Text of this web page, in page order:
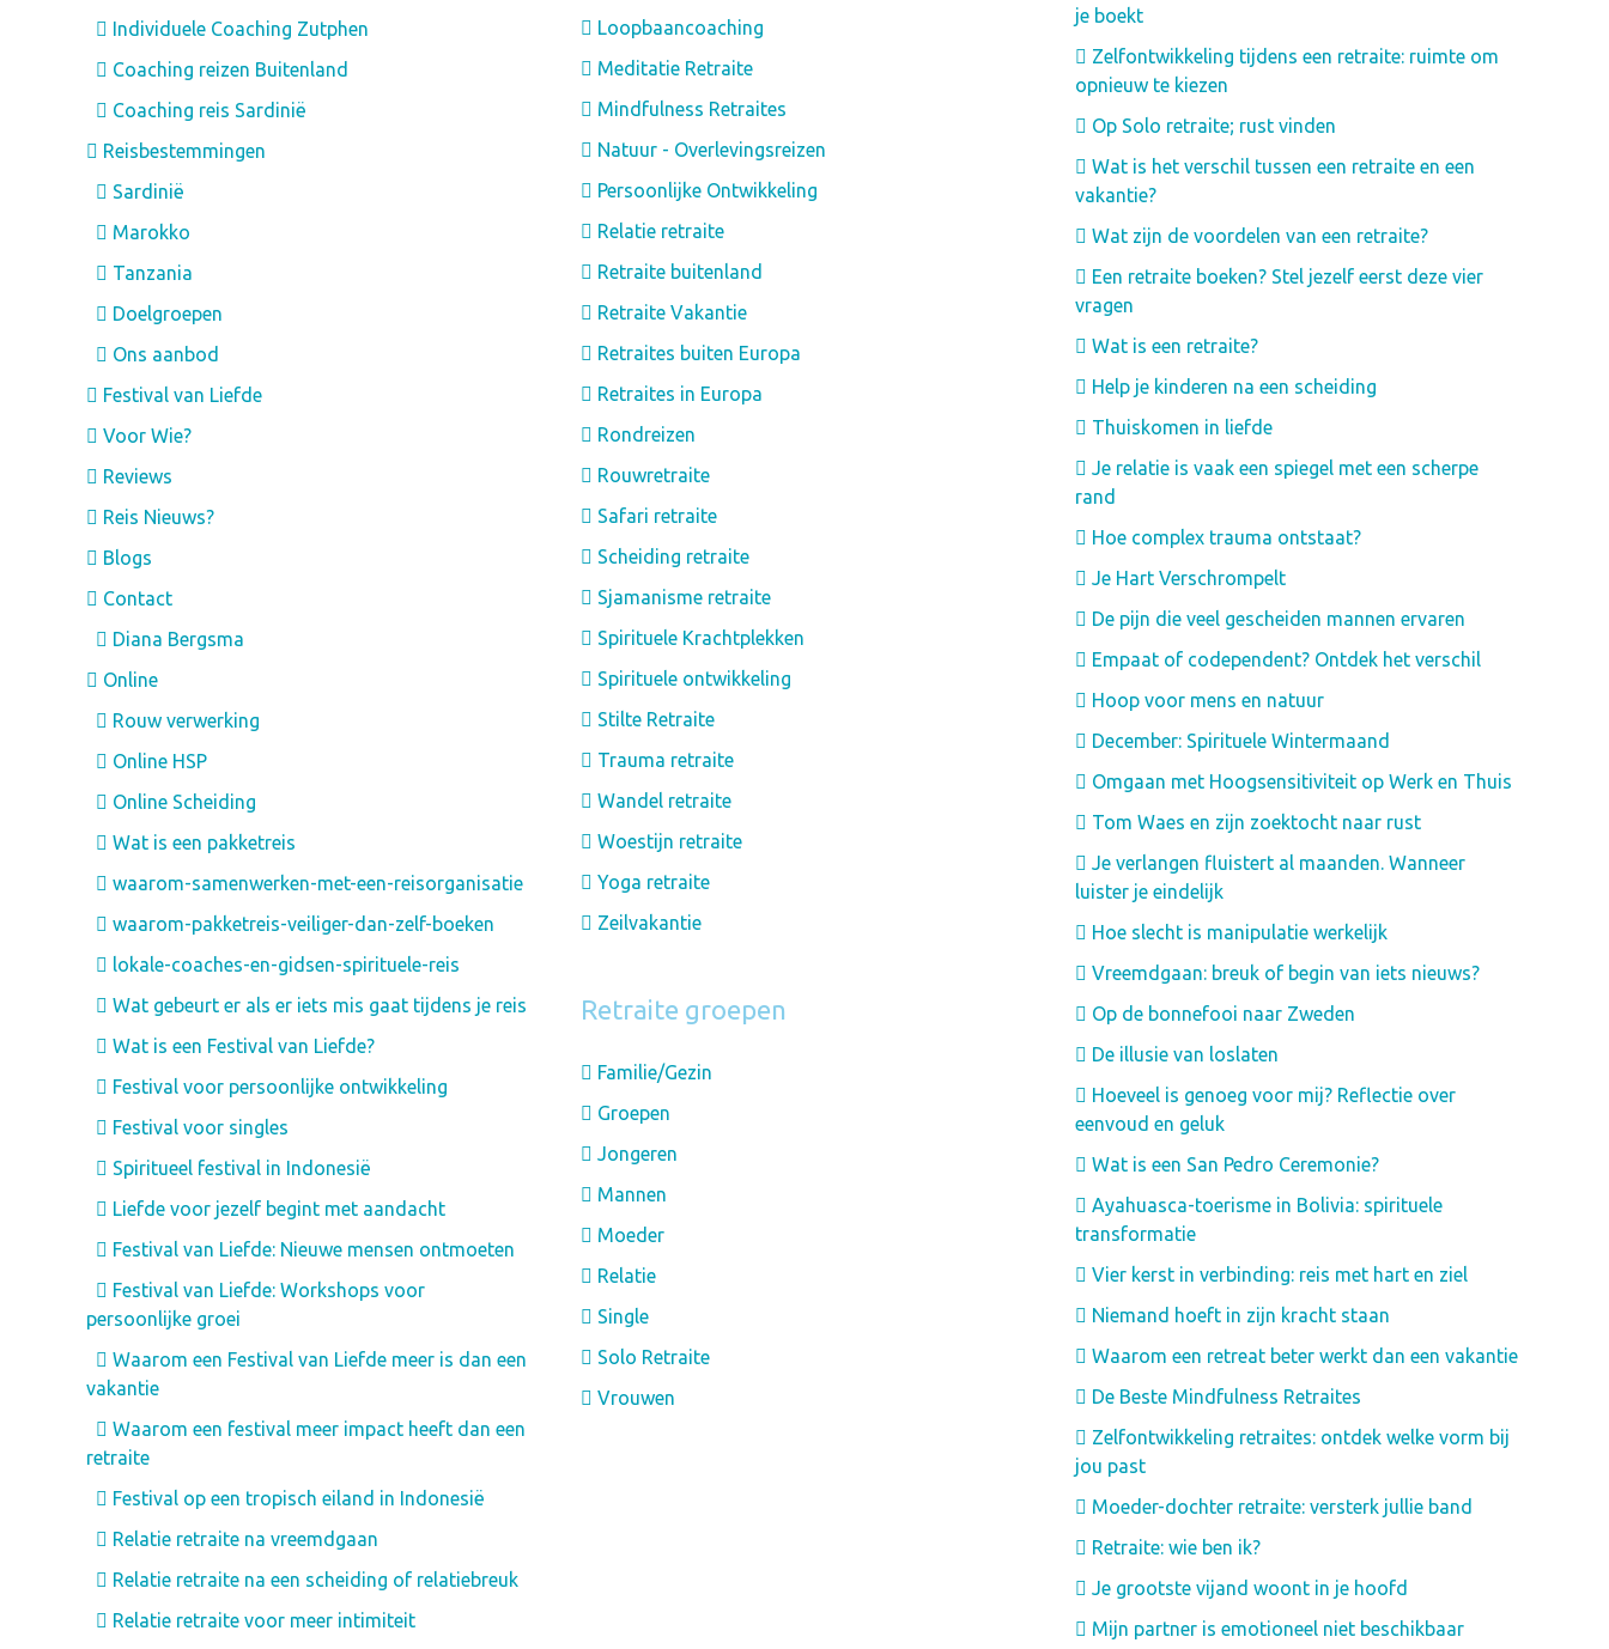
Individuele Coaching Zutphen
Coaching reizen Buitenland
Coaching reis Sardinië
Reisbestemmingen
Sardinië
Marokko
Tanzania
Doelgroepen
Ons aanbod
Festival van Liefde
Voor Wie?
Reviews
Reis Nieuws?
Blogs
Contact
Diana Bergsma
Online
Rouw verwerking
Online HSP
Online Scheiding
Wat is een pakketreis
waarom-samenwerken-met-een-reisorganisatie
waarom-pakketreis-veiliger-dan-zelf-boeken
lokale-coaches-en-gidsen-spirituele-reis
Wat gebeurt er als er iets mis gaat tijdens je reis
Wat is een Festival van Liefde?
Festival voor persoonlijke ontwikkeling
Festival voor singles
Spiritueel festival in Indonesië
Liefde voor jezelf begint met aandacht
Festival van Liefde: Nieuwe mensen ontmoeten
Festival van Liefde: Workshops voor
persoonlijke groei
Waarom een Festival van Liefde meer is dan een
vakantie
Waarom een festival meer impact heeft dan een
retraite
Festival op een tropisch eiland in Indonesië
Relatie retraite na vreemdgaan
Relatie retraite na een scheiding of relatiebreuk
Relatie retraite voor meer intimiteit
Loopbaancoaching
Meditatie Retraite
Mindfulness Retraites
Natuur - Overlevingsreizen
Persoonlijke Ontwikkeling
Relatie retraite
Retraite buitenland
Retraite Vakantie
Retraites buiten Europa
Retraites in Europa
Rondreizen
Rouwretraite
Safari retraite
Scheiding retraite
Sjamanisme retraite
Spirituele Krachtplekken
Spirituele ontwikkeling
Stilte Retraite
Trauma retraite
Wandel retraite
Woestijn retraite
Yoga retraite
Zeilvakantie
Retraite groepen
Familie/Gezin
Groepen
Jongeren
Mannen
Moeder
Relatie
Single
Solo Retraite
Vrouwen
je boekt
Zelfontwikkeling tijdens een retraite: ruimte om
opnieuw te kiezen
Op Solo retraite; rust vinden
Wat is het verschil tussen een retraite en een
vakantie?
Wat zijn de voordelen van een retraite?
Een retraite boeken? Stel jezelf eerst deze vier
vragen
Wat is een retraite?
Help je kinderen na een scheiding
Thuiskomen in liefde
Je relatie is vaak een spiegel met een scherpe
rand
Hoe complex trauma ontstaat?
Je Hart Verschrompelt
De pijn die veel gescheiden mannen ervaren
Empaat of codependent? Ontdek het verschil
Hoop voor mens en natuur
December: Spirituele Wintermaand
Omgaan met Hoogsensitiviteit op Werk en Thuis
Tom Waes en zijn zoektocht naar rust
Je verlangen fluistert al maanden. Wanneer
luister je eindelijk
Hoe slecht is manipulatie werkelijk
Vreemdgaan: breuk of begin van iets nieuws?
Op de bonnefooi naar Zweden
De illusie van loslaten
Hoeveel is genoeg voor mij? Reflectie over
eenvoud en geluk
Wat is een San Pedro Ceremonie?
Ayahuasca-toerisme in Bolivia: spirituele
transformatie
Vier kerst in verbinding: reis met hart en ziel
Niemand hoeft in zijn kracht staan
Waarom een retreat beter werkt dan een vakantie
De Beste Mindfulness Retraites
Zelfontwikkeling retraites: ontdek welke vorm bij
jou past
Moeder-dochter retraite: versterk jullie band
Retraite: wie ben ik?
Je grootste vijand woont in je hoofd
Mijn partner is emotioneel niet beschikbaar